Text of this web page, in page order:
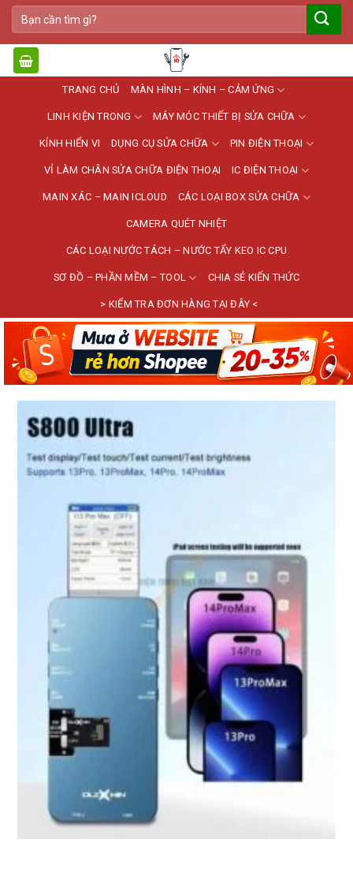
Bỏ
qua
nội
dung
Tìm
kiếm:
TRANG CHỦ MÀN HÌNH – KÍNH – CẢM ỨNG
LINH KIỆN TRONG MÁY MÓC THIẾT BỊ SỬA CHỮA
KÍNH HIỂN VI DỤNG CỤ SỬA CHỮA PIN ĐIỆN THOẠI
VỈ LÀM CHÂN SỬA CHỮA ĐIỆN THOẠI IC ĐIỆN THOẠI
MAIN XÁC – MAIN ICLOUD CÁC LOẠI BOX SỬA CHỮA
CAMERA QUÉT NHIỆT
CÁC LOẠI NƯỚC TÁCH – NƯỚC TẨY KEO IC CPU
SƠ ĐỒ – PHẦN MỀM – TOOL CHIA SẺ KIẾN THỨC
> KIỂM TRA ĐƠN HÀNG TẠI ĐÂY <